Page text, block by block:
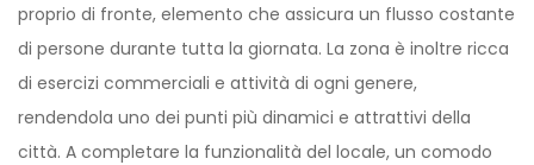
proprio di fronte, elemento che assicura un flusso costante
di persone durante tutta la giornata. La zona è inoltre ricca
di esercizi commerciali e attività di ogni genere,
rendendola uno dei punti più dinamici e attrattivi della
città. A completare la funzionalità del locale, un comodo